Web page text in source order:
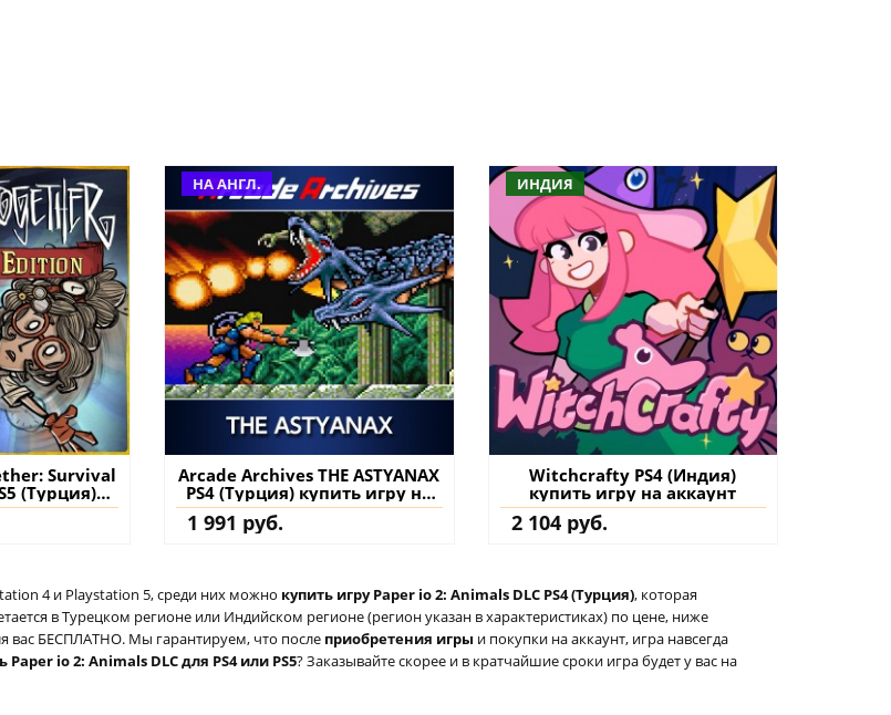
Survival
(Турция)
НА АНГЛ.
Arcade Archives THE ASTYANAX
PS4 (Турция) купить игру на
аккаунт
1 991 руб.
ИНДИЯ
Witchcrafty PS4 (Индия)
купить игру на аккаунт
2 104 руб.
4 и Playstation 5, среди них можно купить игру Paper io 2: Animals DLC PS4 (Турция), которая
в Турецком регионе или Индийском регионе (регион указан в характеристиках) по цене, ниже
вас БЕСПЛАТНО. Мы гарантируем, что после приобретения игры и покупки на аккаунт, игра навсегда
Paper io 2: Animals DLC для PS4 или PS5? Заказывайте скорее и в кратчайшие сроки игра будет у вас на